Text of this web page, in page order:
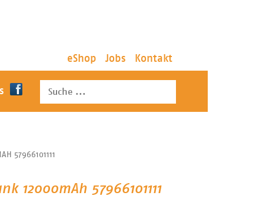
eShop Jobs Kontakt
57966101111
12000mAh 57966101111